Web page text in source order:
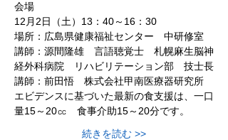
会場
12月2日（土）13：40～16：30
場所：広島県健康福祉センター　中研修室
講師：源間隆雄　言語聴覚士　札幌麻生脳神
経外科病院　リハビリテーション部　技士長
講師：前田悟　株式会社甲南医療器研究所
エビデンスに基づいた最新の食支援は、一口
量15～20㏄　食事介助15～20分です。
続きを読む >>